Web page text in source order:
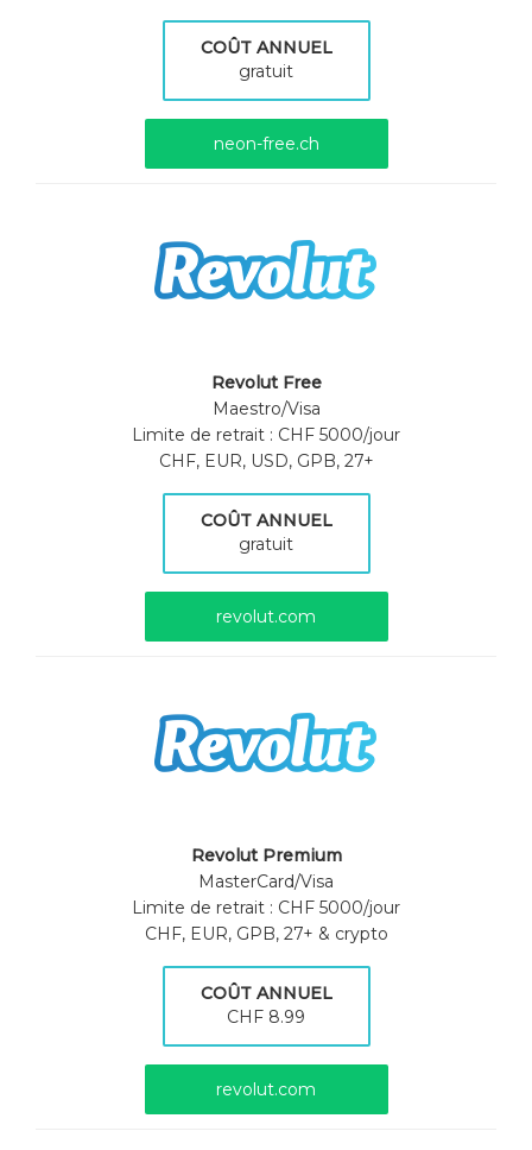
COÛT ANNUEL
gratuit
neon-free.ch
Revolut Free
Maestro/Visa
Limite de retrait : CHF 5000/jour
CHF, EUR, USD, GPB, 27+
COÛT ANNUEL
gratuit
revolut.com
Revolut Premium
MasterCard/Visa
Limite de retrait : CHF 5000/jour
CHF, EUR, GPB, 27+ & crypto
COÛT ANNUEL
CHF 8.99
revolut.com